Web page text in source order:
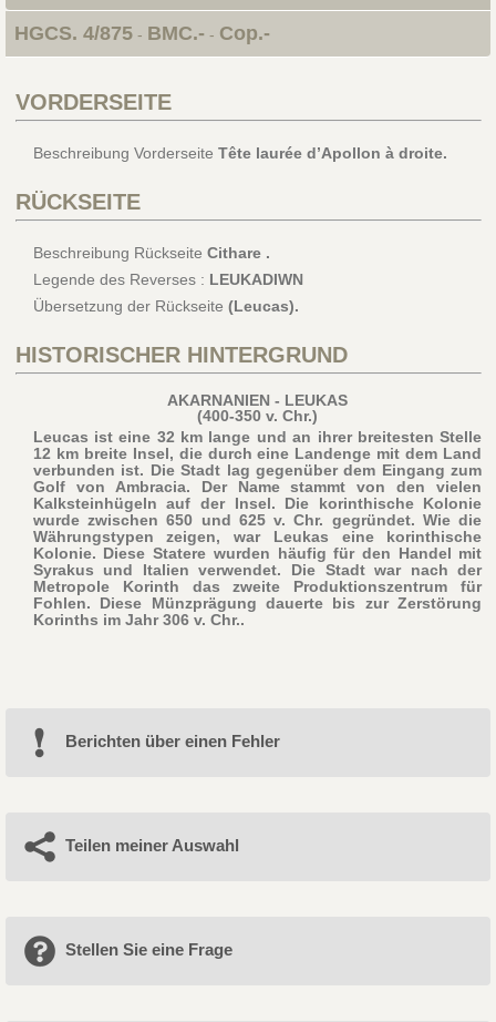
HGCS. 4/875- BMC.- - Cop.-
VORDERSEITE
Beschreibung Vorderseite Tête laurée d’Apollon à droite.
RÜCKSEITE
Beschreibung Rückseite Cithare .
Legende des Reverses : LEUKADIWN
Übersetzung der Rückseite (Leucas).
HISTORISCHER HINTERGRUND
AKARNANIEN - LEUKAS
(400-350 v. Chr.)
Leucas ist eine 32 km lange und an ihrer breitesten Stelle
12 km breite Insel, die durch eine Landenge mit dem Land
verbunden ist. Die Stadt lag gegenüber dem Eingang zum
Golf von Ambracia. Der Name stammt von den vielen
Kalksteinhügeln auf der Insel. Die korinthische Kolonie
wurde zwischen 650 und 625 v. Chr. gegründet. Wie die
Währungstypen zeigen, war Leukas eine korinthische
Kolonie. Diese Statere wurden häufig für den Handel mit
Syrakus und Italien verwendet. Die Stadt war nach der
Metropole Korinth das zweite Produktionszentrum für
Fohlen. Diese Münzprägung dauerte bis zur Zerstörung
Korinths im Jahr 306 v. Chr..
Berichten über einen Fehler
Teilen meiner Auswahl
Stellen Sie eine Frage